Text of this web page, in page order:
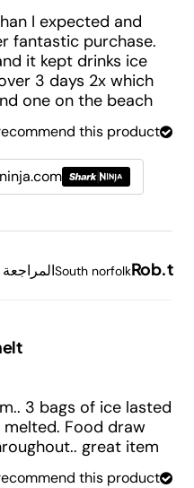
I expected and
fantastic purchase.
it kept drinks ice
3 days 2x which
one on the beach
this product.
Rob.t
South norfolkالمراجعة
!!
3 bags of ice lasted
Food draw
great item
this product.